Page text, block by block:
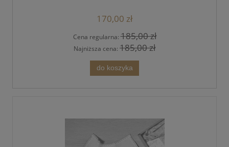
170,00 zł
Cena regularna:185,00 zł
Najniższa cena: 185,00 zł
do koszyka